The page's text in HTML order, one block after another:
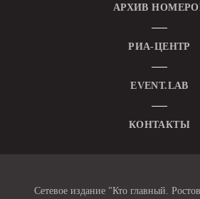
АРХИВ
РИА-ЦЕНТР
EVENT.LAB
КОНТАКТЫ
Сетевое издание "Кто главный.